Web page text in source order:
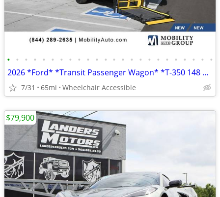
• • • • • • • • • • • • • • • • • • • • • • • •
2026 *Ford* *Transit Passenger Wagon* *T-350 148 Med Ro
7/31 65mi Wheelchair Accessible
$79,900